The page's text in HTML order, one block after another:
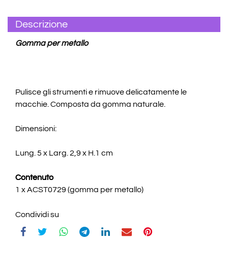
Descrizione
Gomma per metallo
Pulisce gli strumenti e rimuove delicatamente le
macchie. Composta da gomma naturale.
Dimensioni:
Lung. 5 x Larg. 2,9 x H.1 cm
Contenuto
1 x ACST0729 (gomma per metallo)
Condividi su